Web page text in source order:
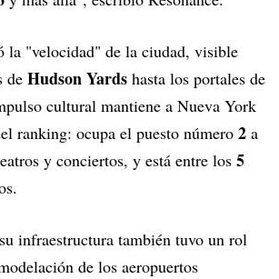
la "velocidad" de la ciudad, visible
de Hudson Yards hasta los portales de
cultural mantiene a Nueva York
ranking: ocupa el puesto número 2 a
y conciertos, y está entre los 5
infraestructura también tuvo un rol
de los aeropuertos